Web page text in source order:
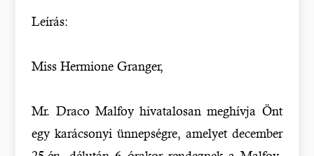
Leírás:
Miss Hermione Granger,
Mr. Draco Malfoy hivatalosan meghívja Önt
egy karácsonyi ünnepségre, amelyet december